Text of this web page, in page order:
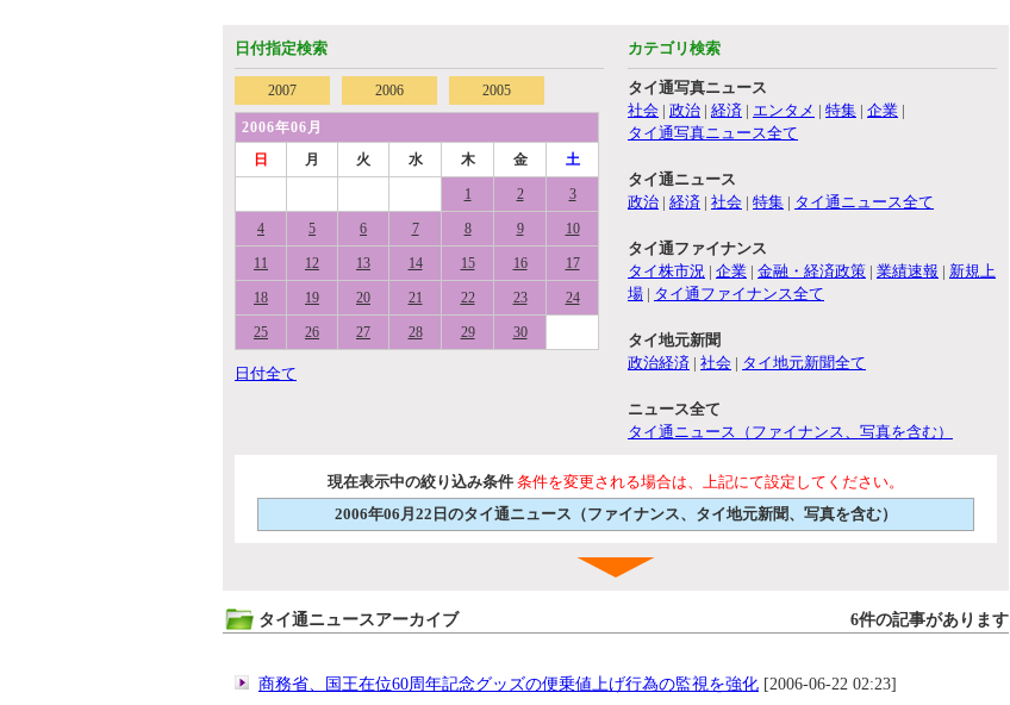
日付指定検索
2007 2006 2005
2006年06月
日
月 火 水 木 金 土
1 2 3
4 5 6 7 8 9 10
11 12 13 14 15 16 17
18 19 20 21 22 23 24
25 26 27 28 29 30
日付全て
カテゴリ検索
タイ通写真ニュース
社会 | 政治 | 経済 | エンタメ | 特集 | 企業 |
タイ通写真ニュース全て
タイ通ニュース
政治 | 経済 | 社会 | 特集 | タイ通ニュース全て
タイ通ファイナンス
タイ株市況 | 企業 | 金融・経済政策 | 業績速報 | 新規上
場 | タイ通ファイナンス全て
タイ地元新聞
政治経済 | 社会 | タイ地元新聞全て
ニュース全て
タイ通ニュース（ファイナンス、写真を含む）
現在表示中の絞り込み条件 条件を変更される場合は、上記にて設定してください。
2006年06月22日のタイ通ニュース（ファイナンス、タイ地元新聞、写真を含む）
タイ通ニュースアーカイブ 6件の記事があります
商務省、国王在位60周年記念グッズの便乗値上げ行為の監視を強化 [2006-06-22 02:23]